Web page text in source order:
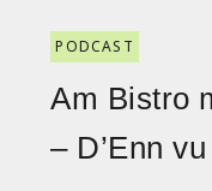
PODCAST
Am Bistro
– D’Enn